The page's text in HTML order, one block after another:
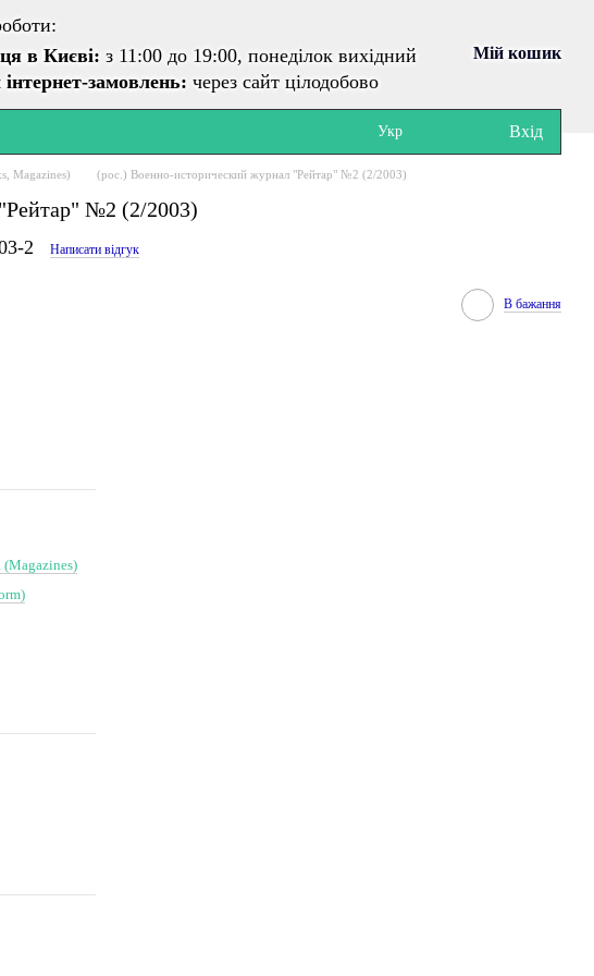
в Києві: з 11:00 до 19:00, понеділок вихідний
замовлень: через сайт цілодобово
Мій кошик
Укр Вхід
Magazines) (рос.) Военно-исторический журнал "Рейтар" №2 (2/2003)
№2 (2/2003)
2 Написати відгук
В бажання
(Magazines)